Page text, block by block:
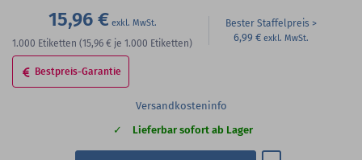
15,96 €
1.000 Etiketten (15,96 € je 1.000 Etiketten)
Bester Staffelpreis
6,99 €
Bestpreis-Garantie
Versandkosteninfo
Lieferbar sofort ab Lager